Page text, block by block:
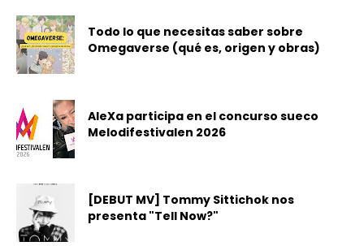
Todo lo que necesitas saber sobre
Omegaverse (qué es, origen y obras)
AleXa participa en el concurso sueco
Melodifestivalen 2026
[DEBUT MV] Tommy Sittichok nos
presenta "Tell Now?"